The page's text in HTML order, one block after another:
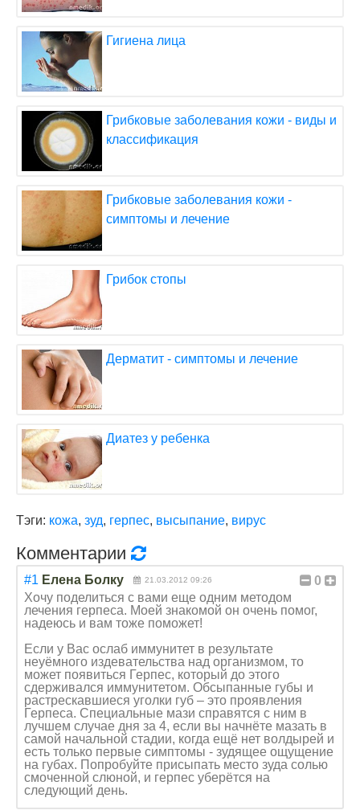
Гигиена лица
Грибковые заболевания кожи - виды и
классификация
Грибковые заболевания кожи -
симптомы и лечение
Грибок стопы
Дерматит - симптомы и лечение
Диатез у ребенка
Тэги: кожа, зуд, герпес, высыпание, вирус
Комментарии
0
#1 Елена Болку 21.03.2012 09:26
Хочу поделиться с вами еще одним методом
лечения герпеса. Моей знакомой он очень помог,
надеюсь и вам тоже поможет!
Если у Вас ослаб иммунитет в результате
неуёмного издевательства над организмом, то
может появиться Герпес, который до этого
сдерживался иммунитетом. Обсыпанные губы и
растрескавшиеся уголки губ – это проявления
Герпеса. Специальные мази справятся с ним в
лучшем случае дня за 4, если вы начнёте мазать в
самой начальной стадии, когда ещё нет волдырей и
есть только первые симптомы - зудящее ощущение
на губах. Попробуйте присыпать место зуда солью
смоченной слюной, и герпес уберётся на
следующий день.